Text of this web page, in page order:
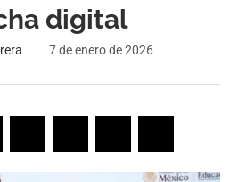
digital
7 de enero de 2026